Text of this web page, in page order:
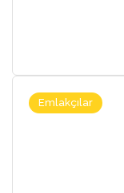
Emlakçılar